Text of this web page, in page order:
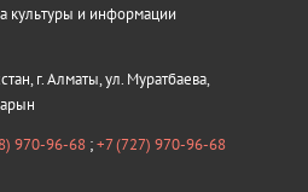
культуры и информации
г. Алматы, ул. Муратбаева,
970-96-68 ;+7 (727) 970-96-68